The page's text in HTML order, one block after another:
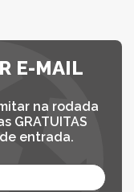
E-MAIL
na rodada
GRATUITAS
entrada.